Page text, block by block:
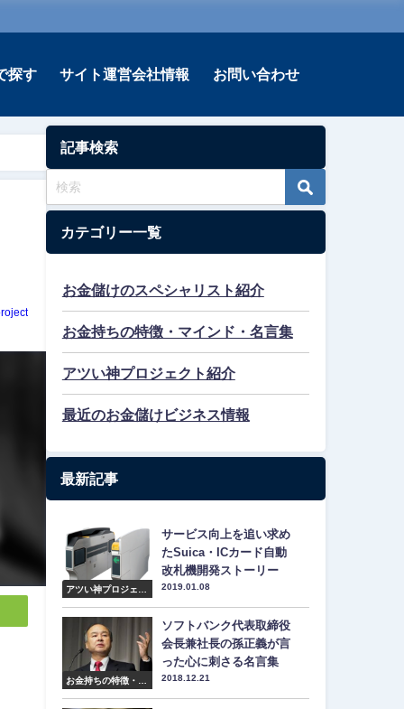
探す サイト運営会社情報 お問い合わせ
記事検索
カテゴリー一覧
お金儲けのスペシャリスト紹介
お金持ちの特徴・マインド・名言集
アツい神プロジェクト紹介
最近のお金儲けビジネス情報
最新記事
アツい神プロジェク
サービス向上を追い求め
たSuica・ICカード自動
改札機開発ストーリー
2019.01.08
お金持ちの特徴・マ
ソフトバンク代表取締役
会長兼社長の孫正義が言
った心に刺さる名言集
2018.12.21